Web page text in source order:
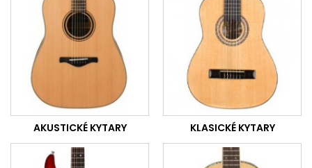
AKUSTICKÉ KYTARY KLASICKÉ KYTARY